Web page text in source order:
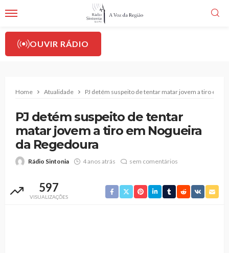
OUVIR RÁDIO
Home Atualidade PJ detém suspeito de tentar matar jovem a tiro em
PJ detém suspeito de tentar
matar jovem a tiro em Nogueira
da Regedoura
Rádio Sintonia 4 anos atrás sem comentários
597
VISUALIZAÇÕES